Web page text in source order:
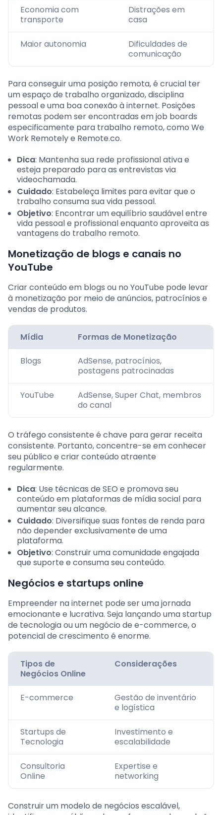
Economia com
transporte
Distrações em
casa
Maior autonomia
Dificuldades de
comunicação
Para conseguir uma posição remota, é crucial ter
um espaço de trabalho organizado, disciplina
pessoal e uma boa conexão à internet. Posições
remotas podem ser encontradas em job boards
especificamente para trabalho remoto, como We
Work Remotely e Remote.co.
Dica: Mantenha sua rede profissional ativa e
esteja preparado para as entrevistas via
videochamada.
Cuidado: Estabeleça limites para evitar que o
trabalho consuma sua vida pessoal.
Objetivo: Encontrar um equilíbrio saudável entre
vida pessoal e profissional enquanto aproveita as
vantagens do trabalho remoto.
Monetização de blogs e canais no
YouTube
Criar conteúdo em blogs ou no YouTube pode levar
à monetização por meio de anúncios, patrocínios e
vendas de produtos.
Mídia Formas de Monetização
Blogs
AdSense, patrocínios,
postagens patrocinadas
YouTube
AdSense, Super Chat, membros
do canal
O tráfego consistente é chave para gerar receita
consistente. Portanto, concentre-se em conhecer
seu público e criar conteúdo atraente
regularmente.
Dica: Use técnicas de SEO e promova seu
conteúdo em plataformas de mídia social para
aumentar seu alcance.
Cuidado: Diversifique suas fontes de renda para
não depender exclusivamente de uma
plataforma.
Objetivo: Construir uma comunidade engajada
que suporte e consuma seu conteúdo.
Negócios e startups online
Empreender na internet pode ser uma jornada
emocionante e lucrativa. Seja lançando uma startup
de tecnologia ou um negócio de e-commerce, o
potencial de crescimento é enorme.
Tipos de
Negócios Online
Considerações
E-commerce
Gestão de inventário
e logística
Startups de
Tecnologia
Investimento e
escalabilidade
Consultoria
Online
Expertise e
networking
Construir um modelo de negócios escalável,